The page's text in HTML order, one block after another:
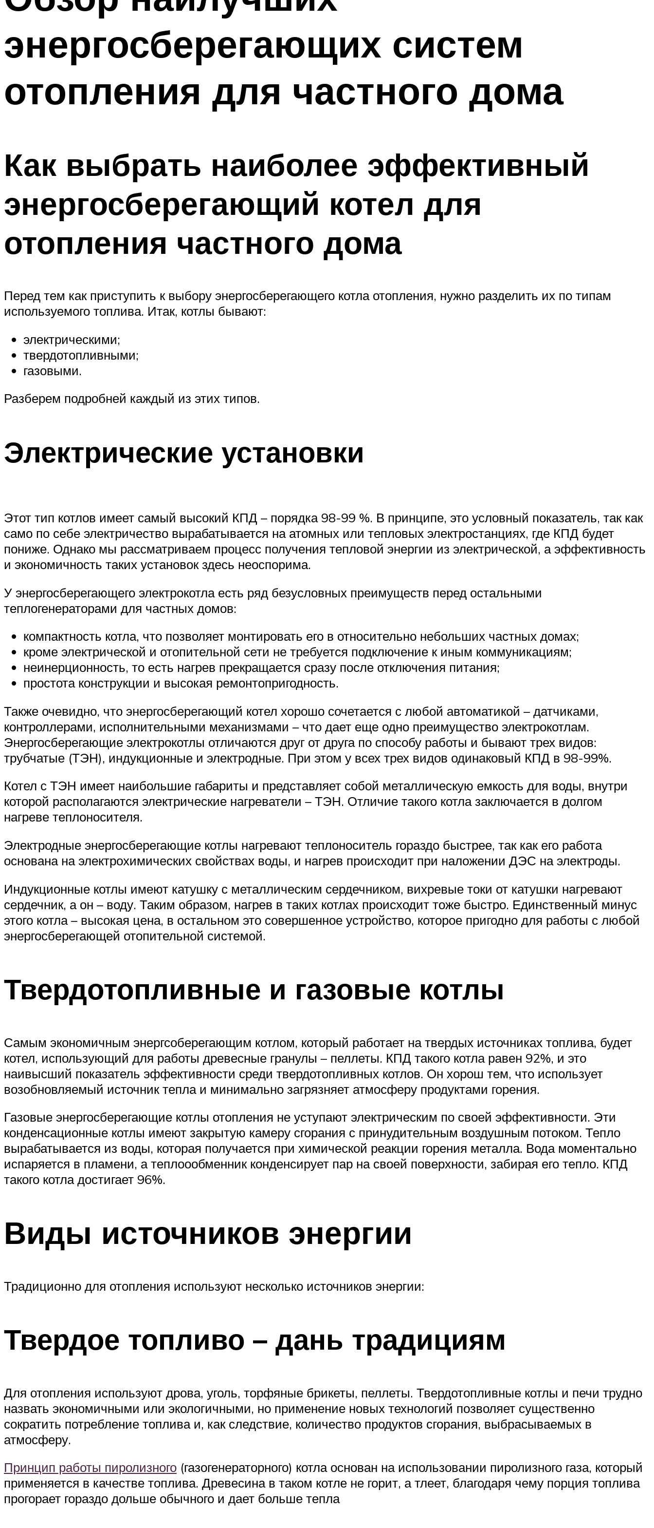
энергосберегающих систем
отопления для частного дома
Как выбрать наиболее эффективный
энергосберегающий котел для
отопления частного дома
Перед тем как приступить к выбору энергосберегающего котла отопления, нужно разделить их по типам
используемого топлива. Итак, котлы бывают:
электрическими;
твердотопливными;
газовыми.
Разберем подробней каждый из этих типов.
Электрические установки
Этот тип котлов имеет самый высокий КПД – порядка 98-99 %. В принципе, это условный показатель, так как
само по себе электричество вырабатывается на атомных или тепловых электростанциях, где КПД будет
пониже. Однако мы рассматриваем процесс получения тепловой энергии из электрической, а эффективность
и экономичность таких установок здесь неоспорима.
У энергосберегающего электрокотла есть ряд безусловных преимуществ перед остальными
теплогенераторами для частных домов:
компактность котла, что позволяет монтировать его в относительно небольших частных домах;
кроме электрической и отопительной сети не требуется подключение к иным коммуникациям;
неинерционность, то есть нагрев прекращается сразу после отключения питания;
простота конструкции и высокая ремонтопригодность.
Также очевидно, что энергосберегающий котел хорошо сочетается с любой автоматикой – датчиками,
контроллерами, исполнительными механизмами – что дает еще одно преимущество электрокотлам.
Энергосберегающие электрокотлы отличаются друг от друга по способу работы и бывают трех видов:
трубчатые (ТЭН), индукционные и электродные. При этом у всех трех видов одинаковый КПД в 98-99%.
Котел с ТЭН имеет наибольшие габариты и представляет собой металлическую емкость для воды, внутри
которой располагаются электрические нагреватели – ТЭН. Отличие такого котла заключается в долгом
нагреве теплоносителя.
Электродные энергосберегающие котлы нагревают теплоноситель гораздо быстрее, так как его работа
основана на электрохимических свойствах воды, и нагрев происходит при наложении ДЭС на электроды.
Индукционные котлы имеют катушку с металлическим сердечником, вихревые токи от катушки нагревают
сердечник, а он – воду. Таким образом, нагрев в таких котлах происходит тоже быстро. Единственный минус
этого котла – высокая цена, в остальном это совершенное устройство, которое пригодно для работы с любой
энергосберегающей отопительной системой.
Твердотопливные и газовые котлы
Самым экономичным энергсоберегающим котлом, который работает на твердых источниках топлива, будет
котел, использующий для работы древесные гранулы – пеллеты. КПД такого котла равен 92%, и это
наивысший показатель эффективности среди твердотопливных котлов. Он хорош тем, что использует
возобновляемый источник тепла и минимально загрязняет атмосферу продуктами горения.
Газовые энергосберегающие котлы отопления не уступают электрическим по своей эффективности. Эти
конденсационные котлы имеют закрытую камеру сгорания с принудительным воздушным потоком. Тепло
вырабатывается из воды, которая получается при химической реакции горения металла. Вода моментально
испаряется в пламени, а теплоообменник конденсирует пар на своей поверхности, забирая его тепло. КПД
такого котла достигает 96%.
Виды источников энергии
Традиционно для отопления используют несколько источников энергии:
Твердое топливо – дань традициям
Для отопления используют дрова, уголь, торфяные брикеты, пеллеты. Твердотопливные котлы и печи трудно
назвать экономичными или экологичными, но применение новых технологий позволяет существенно
сократить потребление топлива и, как следствие, количество продуктов сгорания, выбрасываемых в
атмосферу.
Принцип работы пиролизного (газогенераторного) котла основан на использовании пиролизного газа, который
применяется в качестве топлива. Древесина в таком котле не горит, а тлеет, благодаря чему порция топлива
прогорает гораздо дольше обычного и дает больше тепла